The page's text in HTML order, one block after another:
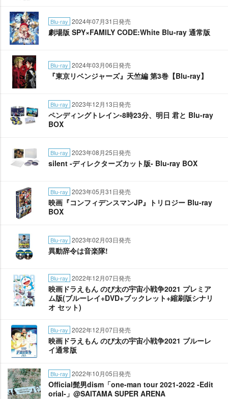
Blu-ray 2024年07月31日発売
劇場版 SPY×FAMILY CODE:White Blu-ray 通常版
Blu-ray 2024年03月06日発売
『東京リベンジャーズ』天竺編 第3巻【Blu-ray】
Blu-ray 2023年12月13日発売
ペンディングトレイン-8時23分、明日 君と Blu-ray
BOX
Blu-ray 2023年08月25日発売
silent -ディレクターズカット版- Blu-ray BOX
Blu-ray 2023年05月31日発売
映画『コンフィデンスマンJP』トリロジー Blu-ray
BOX
Blu-ray 2023年02月03日発売
異動辞令は音楽隊!
Blu-ray 2022年12月07日発売
映画ドラえもん のび太の宇宙小戦争2021 プレミア
ム版(ブルーレイ+DVD+ブックレット+縮刷版シナリ
オ セット)
Blu-ray 2022年12月07日発売
映画ドラえもん のび太の宇宙小戦争2021 ブルーレ
イ通常版
Blu-ray 2022年10月05日発売
Official髭男dism「one-man tour 2021-2022 -Edit
orial-」@SAITAMA SUPER ARENA